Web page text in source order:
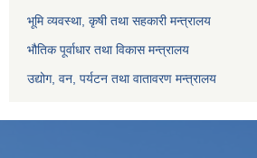
भूमि व्यवस्था, कृषी तथा सहकारी मन्त्रालय
भौतिक पूर्वाधार तथा विकास मन्त्रालय
उद्योग, वन, पर्यटन तथा वातावरण मन्त्रालय